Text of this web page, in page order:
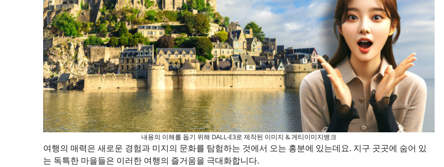
내용의 이해를 돕기 위해 DALL-E3로 제작된 이미지 & 게티이미지뱅크
여행의 매력은 새로운 경험과 미지의 문화를 탐험하는 것에서 오는 흥분에 있는데요. 지구 곳곳에 숨어 있
는 독특한 마을들은 이러한 여행의 즐거움을 극대화합니다.